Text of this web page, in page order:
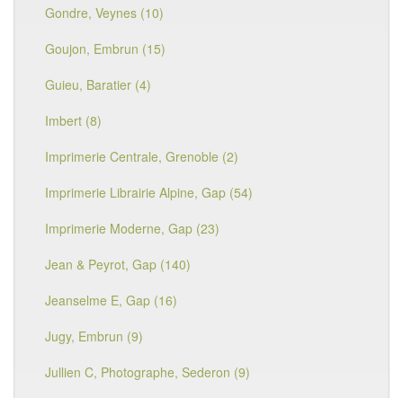
Gondre, Veynes (10)
Goujon, Embrun (15)
Guieu, Baratier (4)
Imbert (8)
Imprimerie Centrale, Grenoble (2)
Imprimerie Librairie Alpine, Gap (54)
Imprimerie Moderne, Gap (23)
Jean & Peyrot, Gap (140)
Jeanselme E, Gap (16)
Jugy, Embrun (9)
Jullien C, Photographe, Sederon (9)